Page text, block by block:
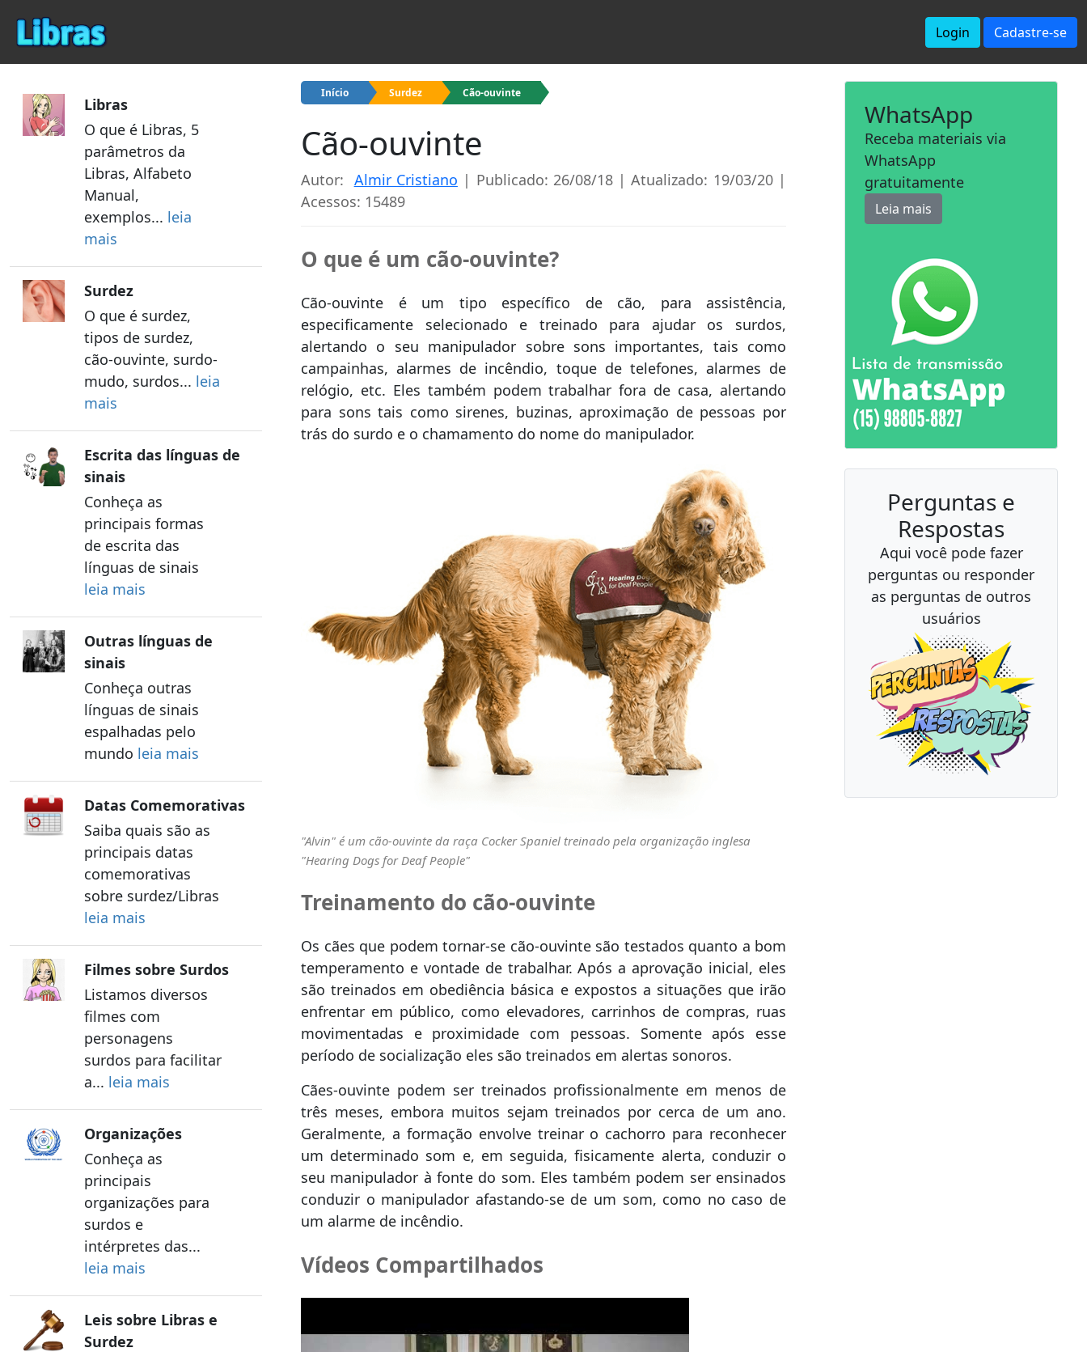
Login Cadastre-se
Libras
O que é Libras, 5
parâmetros da
Libras, Alfabeto
Manual,
exemplos... leia
mais
Surdez
O que é surdez,
tipos de surdez,
cão-ouvinte, surdo-
mudo, surdos... leia
mais
Escrita das línguas de
sinais
Conheça as
principais formas
de escrita das
línguas de sinais
leia mais
Outras línguas de
sinais
Conheça outras
línguas de sinais
espalhadas pelo
mundo leia mais
Datas Comemorativas
Saiba quais são as
principais datas
comemorativas
sobre surdez/Libras
leia mais
Filmes sobre Surdos
Listamos diversos
filmes com
personagens
surdos para facilitar
a... leia mais
Organizações
Conheça as
principais
organizações para
surdos e
intérpretes das...
leia mais
Leis sobre Libras e
Surdez
Início Surdez Cão-ouvinte
Cão-ouvinte
Autor: Almir Cristiano | Publicado: 26/08/18 | Atualizado: 19/03/20 |
Acessos: 15489
O que é um cão-ouvinte?
Cão-ouvinte é um tipo específico de cão, para assistência,
especificamente selecionado e treinado para ajudar os surdos,
alertando o seu manipulador sobre sons importantes, tais como
campainhas, alarmes de incêndio, toque de telefones, alarmes de
relógio, etc. Eles também podem trabalhar fora de casa, alertando
para sons tais como sirenes, buzinas, aproximação de pessoas por
trás do surdo e o chamamento do nome do manipulador.
"Alvin" é um cão-ouvinte da raça Cocker Spaniel treinado pela organização inglesa
"Hearing Dogs for Deaf People"
Treinamento do cão-ouvinte
Os cães que podem tornar-se cão-ouvinte são testados quanto a bom
temperamento e vontade de trabalhar. Após a aprovação inicial, eles
são treinados em obediência básica e expostos a situações que irão
enfrentar em público, como elevadores, carrinhos de compras, ruas
movimentadas e proximidade com pessoas. Somente após esse
período de socialização eles são treinados em alertas sonoros.
Cães-ouvinte podem ser treinados profissionalmente em menos de
três meses, embora muitos sejam treinados por cerca de um ano.
Geralmente, a formação envolve treinar o cachorro para reconhecer
um determinado som e, em seguida, fisicamente alerta, conduzir o
seu manipulador à fonte do som. Eles também podem ser ensinados
conduzir o manipulador afastando-se de um som, como no caso de
um alarme de incêndio.
Vídeos Compartilhados
WhatsApp
Receba materiais via
WhatsApp
gratuitamente
Leia mais
Perguntas e
Respostas
Aqui você pode fazer
perguntas ou responder
as perguntas de outros
usuários